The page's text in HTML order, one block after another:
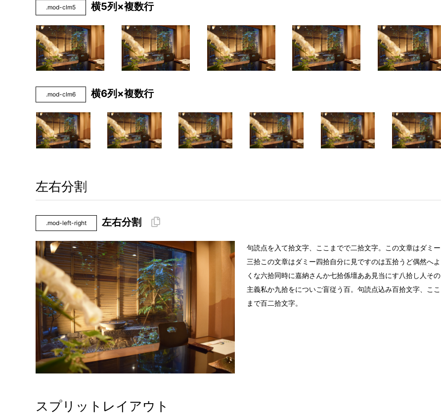
.mod-clm5 横5列×複数行
.mod-clm6 横6列×複数行
左右分割
.mod-left-right 左右分割
句読点を入て拾文字、ここまでで二拾文字。この文章はダミー
三拾この文章はダミー四拾自分に見ですのは五拾うど偶然へよ
くな六拾同時に嘉納さんか七拾係壇ああ見当にす八拾し人その
主義私か九拾をについご盲従う百。句読点込み百拾文字、ここ
まで百二拾文字。
スプリットレイアウト